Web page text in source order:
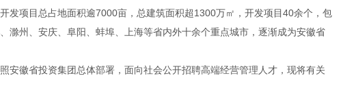
发项目总占地面积逾7000亩，总建筑面积超1300万㎡，开发项目40余个，包
滁州、安庆、阜阳、蚌埠、上海等省内外十余个重点城市，逐渐成为安徽省
安徽省投资集团总体部署，面向社会公开招聘高端经营管理人才，现将有关